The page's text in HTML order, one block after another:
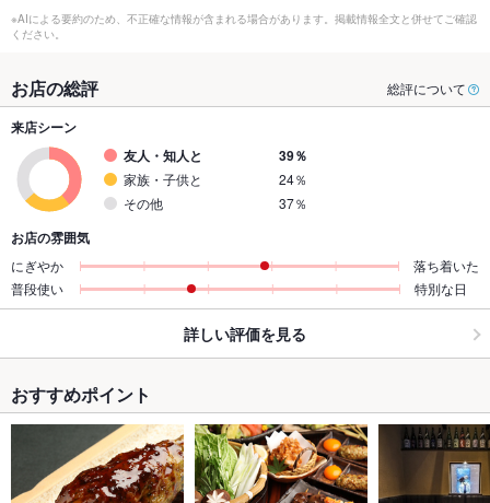
※AIによる要約のため、不正確な情報が含まれる場合があります。掲載情報全文と併せてご確認
ください。
お店の総評 総評について
来店シーン
友人・知人と
39％
家族・子供と
24％
その他
37％
お店の雰囲気
にぎやか
落ち着いた
普段使い
特別な日
詳しい評価を見る
おすすめポイント